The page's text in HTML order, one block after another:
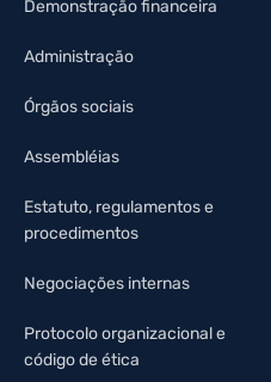
Demonstração financeira
Administração
Órgãos sociais
Assembléias
Estatuto, regulamentos e
procedimentos
Negociações internas
Protocolo organizacional e
código de ética